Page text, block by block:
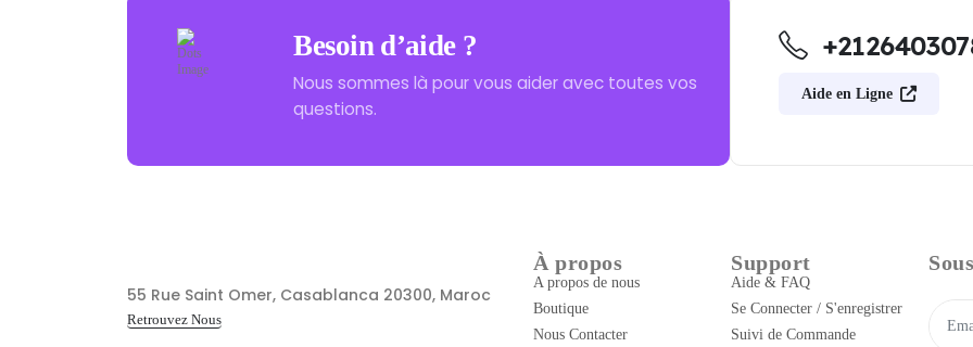
Besoin d’aide ?
Nous sommes là pour vous aider avec toutes vos
questions.
Aide en Ligne
55 Rue Saint Omer, Casablanca 20300, Maroc
Retrouvez Nous
À propos
A propos de nous
Boutique
Nous Contacter
Support
Aide & FAQ
Se Connecter / S'enregistrer
Suivi de Commande